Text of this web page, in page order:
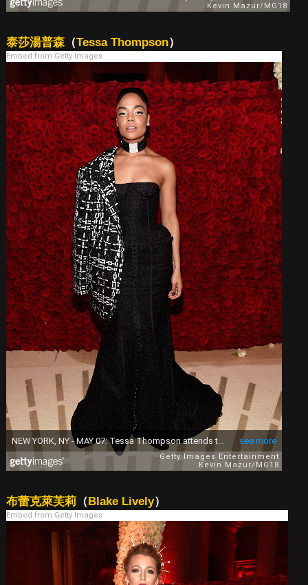
泰莎湯普森（Tessa Thompson）
Embed from Getty Images
布蕾克萊芙莉（Blake Lively）
Embed from Getty Images